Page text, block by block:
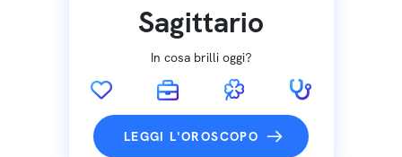
Sagittario
In cosa brilli oggi?
LEGGI L'OROSCOPO